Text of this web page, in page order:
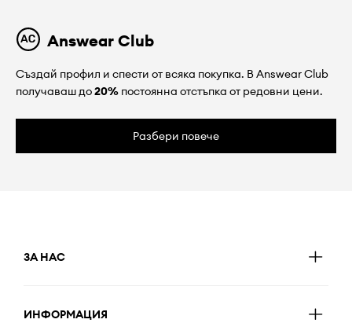
Answear Club
Създай профил и спести от всяка покупка. В Answear Club
получаваш до20% постоянна отстъпка от редовни цени.
Разбери повече
ЗА НАС
ИНФОРМАЦИЯ